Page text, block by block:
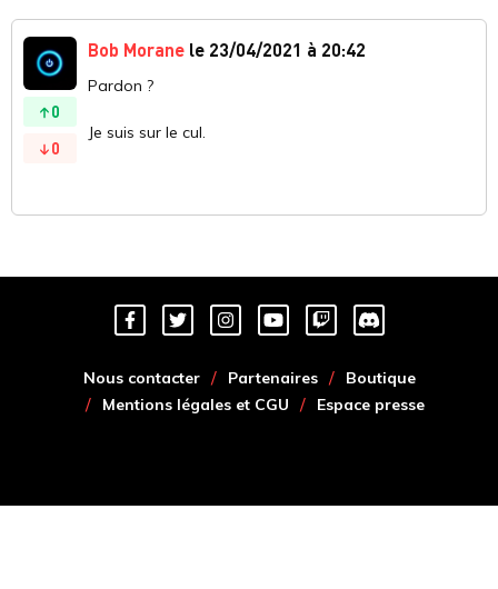
0
0
Bob Morane le 23/04/2021 à 20:42
Pardon ?
Je suis sur le cul.
Nous contacter Partenaires
Boutique
Mentions légales et CGU
Espace presse